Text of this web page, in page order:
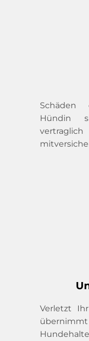
Hündin
Verletzt